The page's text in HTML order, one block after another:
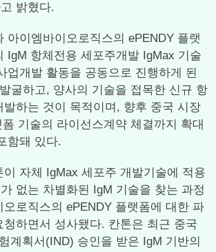
밝혔다.
아이엠바이오로직스의 ePENDY 플랫
IgM 항체전용 세포주개발 IgMax 기술
업개발 활동을 공동으로 진행하게 된
굴하고, 양사의 기술을 접목한 신규 항
발하는 것이 목적이며, 향후 중국 시장
기술의 라이선스계약 체결까지 확대
함돼 있다.
이 자체 IgMax 세포주 개발기술에 적용
없는 차별화된 IgM 기술을 찾는 과정
오로직스의 ePENDY 플랫폼에 대한 파
청하면서 성사됐다. 칸톤은 최근 중국
계획서(IND) 승인을 받은 IgM 기반의